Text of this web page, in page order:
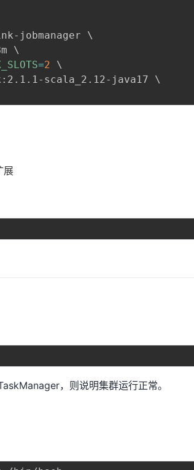
jobmanager \
\
=2
\
scala_2.12-java17
\
展
，则说明集群运行正常。